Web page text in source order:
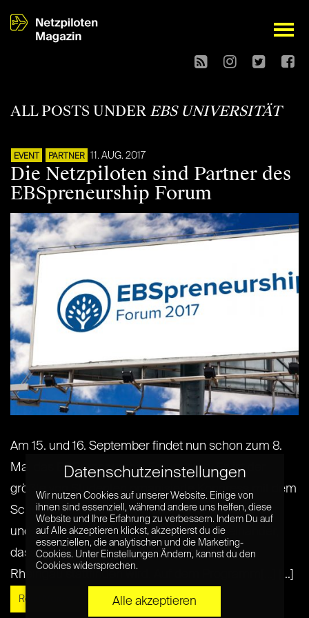
open
ALL POSTS UNDER EBS UNIVERSITÄT
EVENT PARTNER 11. AUG. 2017
Die Netzpiloten sind Partner des
EBSpreneurship Forum
Am 15. und 16. September findet nun schon zum 8.
Mal das EBSpreneurship Forum statt. Es ist der
größte von Studenten organisierte Kongress mit dem
Schwerpunkt Gründerwesen. Investoren, Gründer
und Studenten treffen auf dem Event aufeinander,
dass auf dem Campus der EBS Universität im
Rheingau stattfinden wird. Auf dem Programm[...] [...]
Read More »
Datenschutzeinstellungen
Wir nutzen Cookies auf unserer Website. Einige von
ihnen sind essenziell, während andere uns helfen, diese
Website und Ihre Erfahrung zu verbessern. Indem Du auf
auf Alle akzeptieren klickst, akzeptierst du die
essenziellen, die analytischen und die Marketing-
Cookies. Unter Einstellungen Ändern, kannst du den
Cookies widersprechen.
Alle akzeptieren